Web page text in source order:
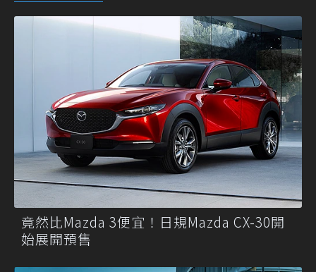
竟然比Mazda 3便宜！日規Mazda CX-30開
始展開預售